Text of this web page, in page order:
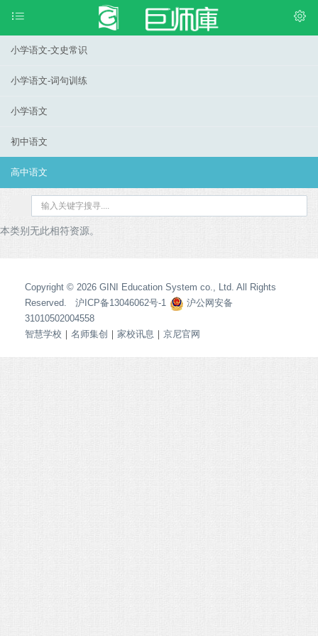
小学语文-文史常识
小学语文-词句训练
小学语文
初中语文
高中语文
本类别无此相符资源。
Copyright © 2026 GINI Education System co., Ltd. All Rights
Reserved. 沪ICP备13046062号-1
沪公网安备
31010502004558
智慧学校 ｜ 名师集创 ｜ 家校讯息 ｜ 京尼官网